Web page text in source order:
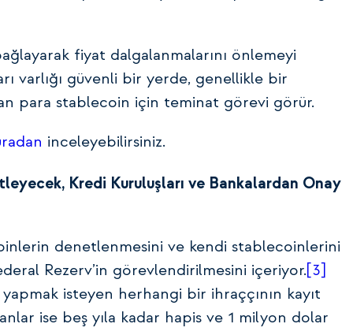
fiyat dalgalanmalarını önlemeyi
varlığı güvenli bir yerde, genellikle bir
para stablecoin için teminat görevi görür.
inceleyebilirsiniz.
Kredi Kuruluşları ve Bankalardan Onay
denetlenmesini ve kendi stablecoinlerini
Rezerv’in görevlendirilmesini içeriyor.[3]
isteyen herhangi bir ihraççının kayıt
ise beş yıla kadar hapis ve 1 milyon dolar